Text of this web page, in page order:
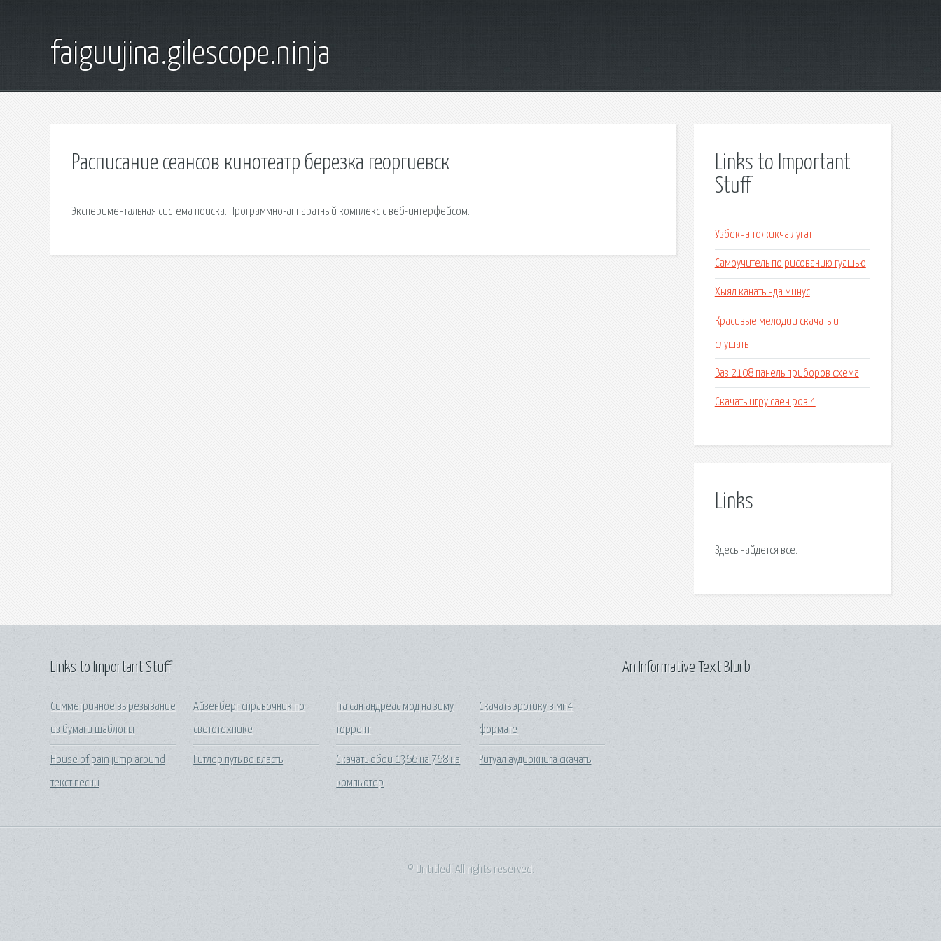
faiguujina.gilescope.ninja
Расписание сеансов кинотеатр березка георгиевск
Экспериментальная система поиска. Программно-аппаратный комплекс с веб-интерфейсом.
Links to Important
Stuff
Узбекча тожикча лугат
Самоучитель по рисованию гуашью
Хыял канатында минус
Красивые мелодии скачать и
слушать
Ваз 2108 панель приборов схема
Скачать игру саен ров 4
Links
Здесь найдется все.
Links to Important Stuff
Симметричное вырезывание
из бумаги шаблоны
House of pain jump around
текст песни
Айзенберг справочник по
светотехнике
Гитлер путь во власть
Гта сан андреас мод на зиму
торрент
Скачать обои 1366 на 768 на
компьютер
Скачать эротику в мп4
формате
Ритуал аудиокнига скачать
An Informative Text Blurb
© Untitled. All rights reserved.